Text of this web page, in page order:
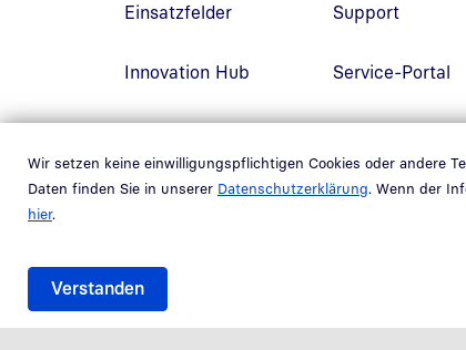
Wir setzen keine einwilligungspflichtigen Cookies oder andere
Daten finden Sie in unserer Datenschutzerklärung. Wenn der
hier.
Verstanden
Einsatzfelder
Innovation Hub
Support
Service-Portal
Link in neuem
Randnavigation Fußzeile
Impressum
Datenschutz Kontakt